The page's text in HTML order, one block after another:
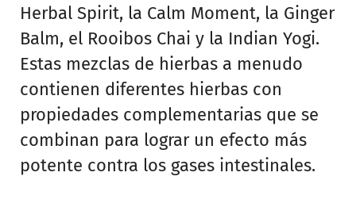
Herbal Spirit, la Calm Moment, la Ginger
Balm, el Rooibos Chai y la Indian Yogi.
Estas mezclas de hierbas a menudo
contienen diferentes hierbas con
propiedades complementarias que se
combinan para lograr un efecto más
potente contra los gases intestinales.